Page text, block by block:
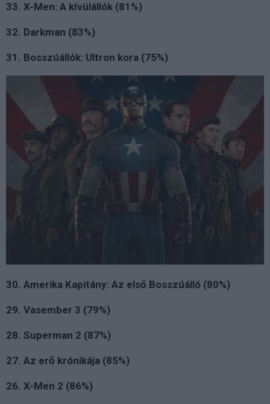
33. X-Men: A kívülállók (81%)
32. Darkman (83%)
31. Bosszúállók: Ultron kora (75%)
30. Amerika Kapitány: Az első Bosszúálló (80%)
29. Vasember 3 (79%)
28. Superman 2 (87%)
27. Az erő krónikája (85%)
26. X-Men 2 (86%)